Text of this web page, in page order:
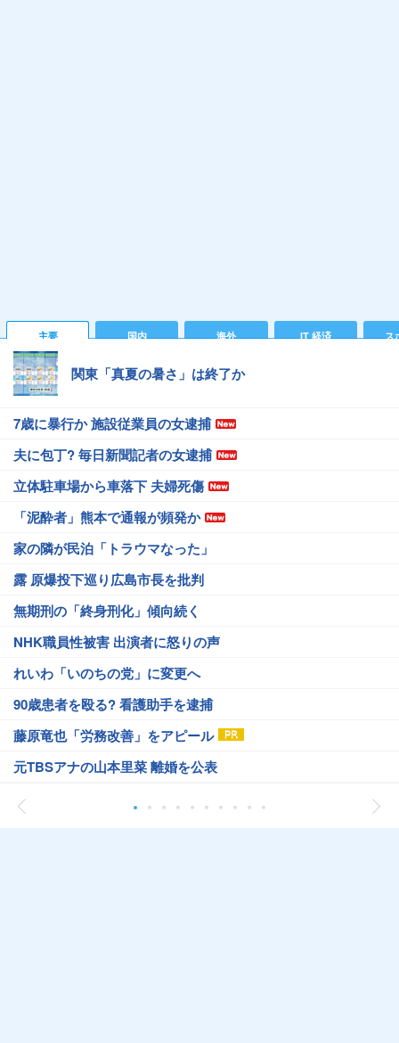
主要 国内 海外 IT 経済 ス
関東「真夏の暑さ」は終了か
7歳に暴行か 施設従業員の女逮捕
夫に包丁? 毎日新聞記者の女逮捕
立体駐車場から車落下 夫婦死傷
「泥酔者」熊本で通報が頻発か
家の隣が民泊「トラウマなった」
露 原爆投下巡り広島市長を批判
無期刑の「終身刑化」傾向続く
NHK職員性被害 出演者に怒りの声
れいわ「いのちの党」に変更へ
90歳患者を殴る? 看護助手を逮捕
藤原竜也「労務改善」をアピール
元TBSアナの山本里菜 離婚を公表